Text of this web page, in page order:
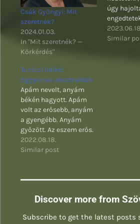
Csák Gyöngyi: Mit
szeretnék?
2024.01.03.
In "Mit szeretnék? —
Körkérdés"
úgy
kérek
Similar
Turóczi Ildikó:
Egyperces absztraktok
Apám nevelt, anyám
békén hagyott. Apám
volt az erősebb, anyám
a gyengébb. Anyám
győzött. Az eszem erős.
A lelkem is az.
Összefognak.
2022.08.18.
Similar post
Discover more from
Subscribe to get the latest posts